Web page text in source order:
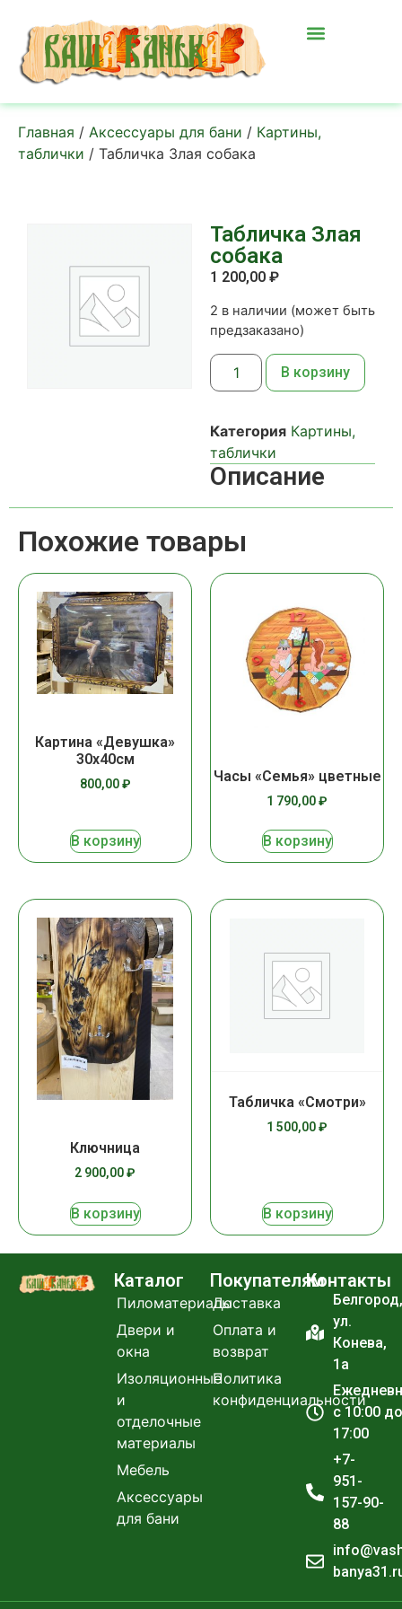
Главная / Аксессуары для бани / Картины,
таблички / Табличка Злая собака
Табличка Злая
собака
1 200,00 ₽
2 в наличии (может быть
предзаказано)
В корзину
Категория Картины,
таблички
Описание
Похожие товары
Картина «Девушка»
30х40см
800,00₽
В корзину
Часы «Семья» цветные
1 790,00₽
В корзину
Ключница
2 900,00₽
В корзину
Табличка «Смотри»
1 500,00₽
В корзину
Каталог
Пиломатериалы
Двери и
окна
Изоляционные
и
отделочные
материалы
Мебель
Аксессуары
для бани
Покупателям
Доставка
Оплата и
возврат
Политика
конфиденциальности
Контакты
Белгород,
ул.
Конева,
1а
с 10:00 до
17:00
+7-
951-
157-90-
88